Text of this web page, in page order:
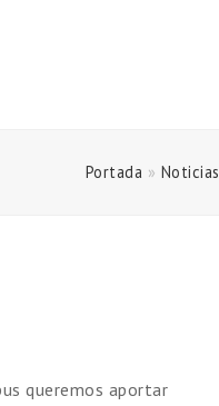
Portada » Noticias
queremos aportar